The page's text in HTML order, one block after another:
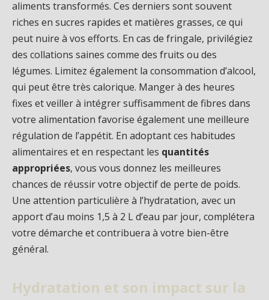
aliments transformés. Ces derniers sont souvent
riches en sucres rapides et matières grasses, ce qui
peut nuire à vos efforts. En cas de fringale, privilégiez
des collations saines comme des fruits ou des
légumes. Limitez également la consommation d’alcool,
qui peut être très calorique. Manger à des heures
fixes et veiller à intégrer suffisamment de fibres dans
votre alimentation favorise également une meilleure
régulation de l’appétit. En adoptant ces habitudes
alimentaires et en respectant les quantités
appropriées, vous vous donnez les meilleures
chances de réussir votre objectif de perte de poids.
Une attention particulière à l’hydratation, avec un
apport d’au moins 1,5 à 2 L d’eau par jour, complétera
votre démarche et contribuera à votre bien-être
général.
Hydratation et son impact sur la